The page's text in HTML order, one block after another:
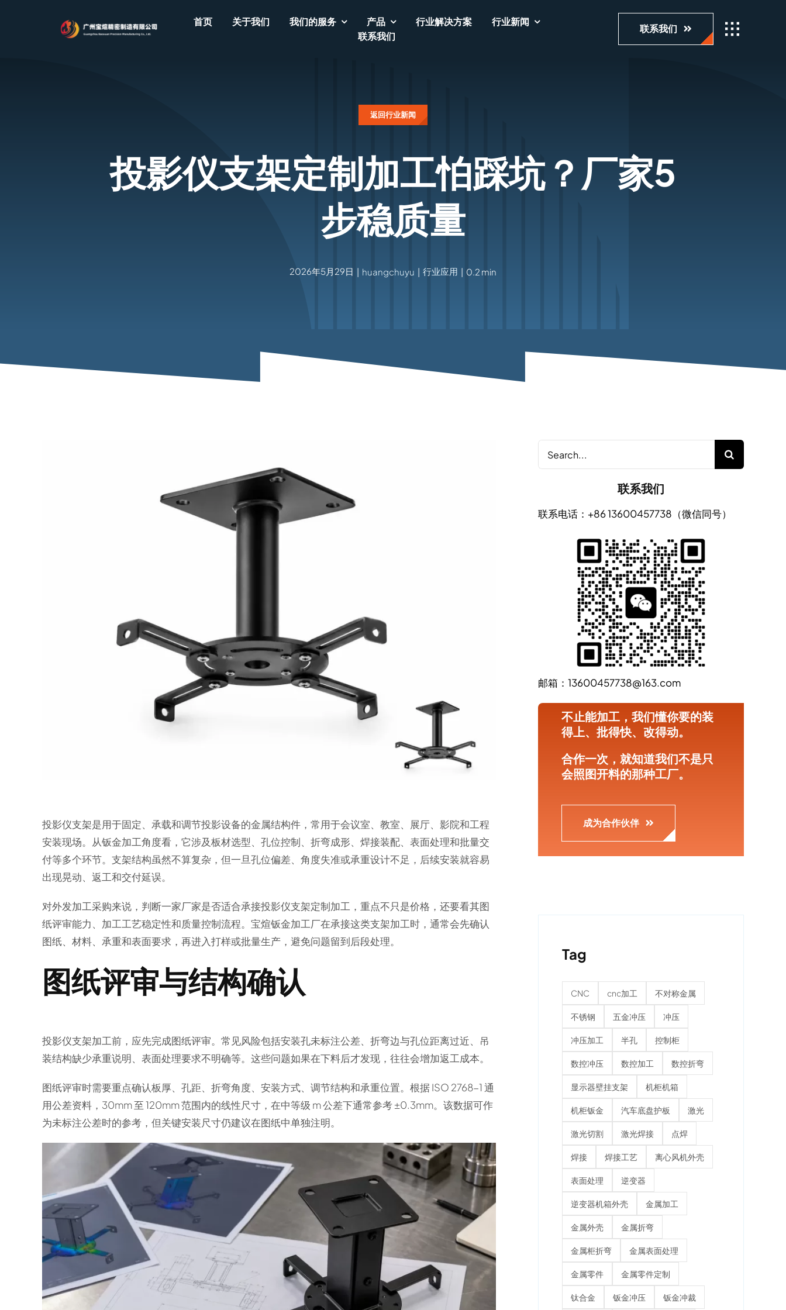
首页 关于我们 我们的服务 产品 行业解决方案
行业新闻
联系我们
联系我们
返回行业新闻
投影仪支架定制加工怕踩坑？厂家5
步稳质量
2026年5月29日 | huangchuyu | 行业应用 | 0.2 min
投影仪支架是用于固定、承载和调节投影设备的金属结构件，常用于会议室、教室、展厅、影院和工程
安装现场。从钣金加工角度看，它涉及板材选型、孔位控制、折弯成形、焊接装配、表面处理和批量交
付等多个环节。支架结构虽然不算复杂，但一旦孔位偏差、角度失准或承重设计不足，后续安装就容易
出现晃动、返工和交付延误。
对外发加工采购来说，判断一家厂家是否适合承接投影仪支架定制加工，重点不只是价格，还要看其图
纸评审能力、加工工艺稳定性和质量控制流程。宝煊钣金加工厂在承接这类支架加工时，通常会先确认
图纸、材料、承重和表面要求，再进入打样或批量生产，避免问题留到后段处理。
图纸评审与结构确认
投影仪支架加工前，应先完成图纸评审。常见风险包括安装孔未标注公差、折弯边与孔位距离过近、吊
装结构缺少承重说明、表面处理要求不明确等。这些问题如果在下料后才发现，往往会增加返工成本。
图纸评审时需要重点确认板厚、孔距、折弯角度、安装方式、调节结构和承重位置。根据 ISO 2768-1 通
用公差资料，30mm 至 120mm 范围内的线性尺寸，在中等级 m 公差下通常参考 ±0.3mm。该数据可作
为未标注公差时的参考，但关键安装尺寸仍建议在图纸中单独注明。
for:
联系我们
联系电话：+86 13600457738（微信同号）
邮箱：13600457738@163.com
不止能加工，我们懂你要的装
得上、批得快、改得动。
合作一次，就知道我们不是只
会照图开料的那种工厂。
成为合作伙伴
Tag
CNC cnc加工 不对称金属
不锈钢 五金冲压 冲压
冲压加工 半孔 控制柜
数控冲压 数控加工 数控折弯
显示器壁挂支架 机柜机箱
机柜钣金 汽车底盘护板 激光
激光切割 激光焊接 点焊
焊接 焊接工艺 离心风机外壳
表面处理 逆变器
逆变器机箱外壳 金属加工
金属外壳 金属折弯
金属柜折弯 金属表面处理
金属零件 金属零件定制
钛合金 钣金冲压 钣金冲裁